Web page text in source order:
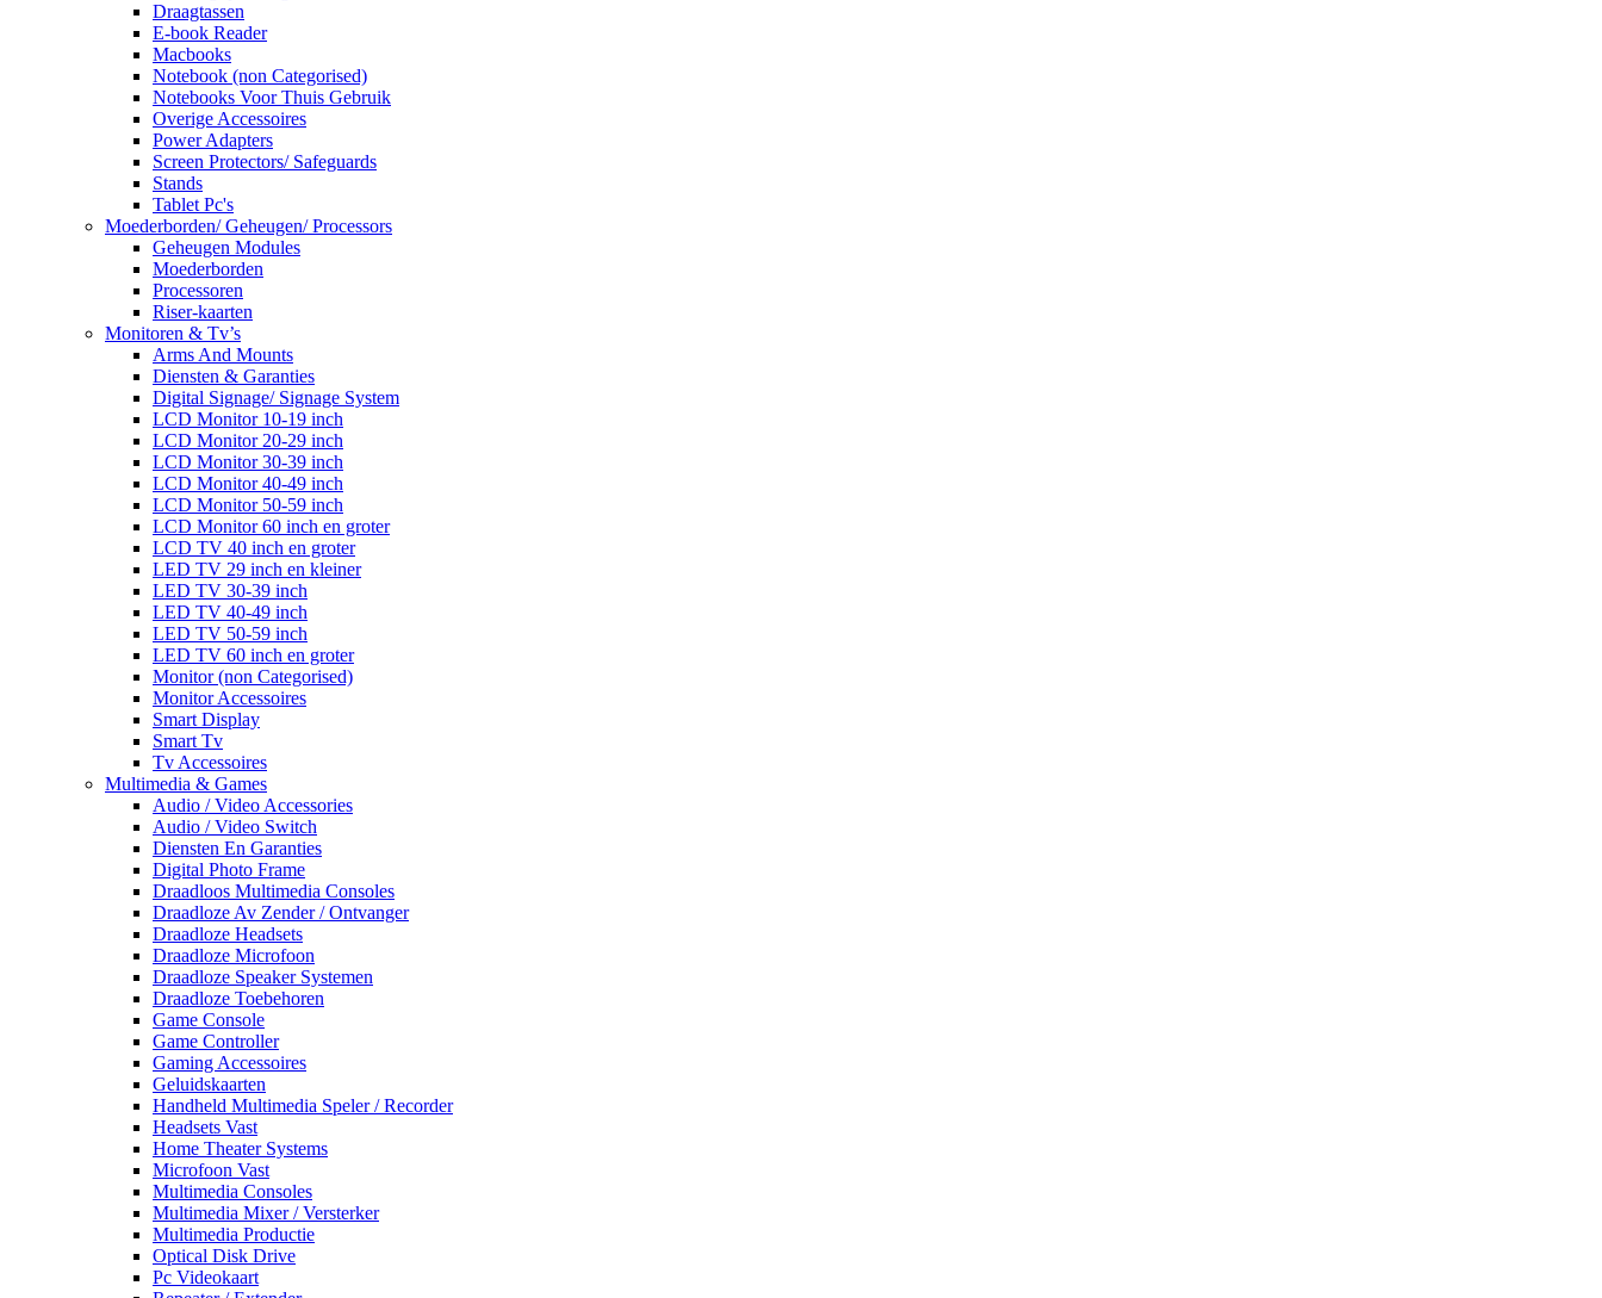
Draagtassen
E-book Reader
Macbooks
Notebook (non Categorised)
Notebooks Voor Thuis Gebruik
Overige Accessoires
Power Adapters
Screen Protectors/ Safeguards
Stands
Tablet Pc's
Moederborden/ Geheugen/ Processors
Geheugen Modules
Moederborden
Processoren
Riser-kaarten
Monitoren & Tv’s
Arms And Mounts
Diensten & Garanties
Digital Signage/ Signage System
LCD Monitor 10-19 inch
LCD Monitor 20-29 inch
LCD Monitor 30-39 inch
LCD Monitor 40-49 inch
LCD Monitor 50-59 inch
LCD Monitor 60 inch en groter
LCD TV 40 inch en groter
LED TV 29 inch en kleiner
LED TV 30-39 inch
LED TV 40-49 inch
LED TV 50-59 inch
LED TV 60 inch en groter
Monitor (non Categorised)
Monitor Accessoires
Smart Display
Smart Tv
Tv Accessoires
Multimedia & Games
Audio / Video Accessories
Audio / Video Switch
Diensten En Garanties
Digital Photo Frame
Draadloos Multimedia Consoles
Draadloze Av Zender / Ontvanger
Draadloze Headsets
Draadloze Microfoon
Draadloze Speaker Systemen
Draadloze Toebehoren
Game Console
Game Controller
Gaming Accessoires
Geluidskaarten
Handheld Multimedia Speler / Recorder
Headsets Vast
Home Theater Systems
Microfoon Vast
Multimedia Consoles
Multimedia Mixer / Versterker
Multimedia Productie
Optical Disk Drive
Pc Videokaart